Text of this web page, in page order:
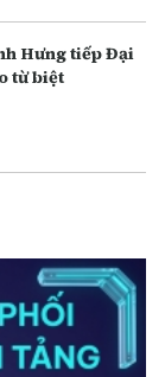
Hưng tiếp Đại
từ biệt